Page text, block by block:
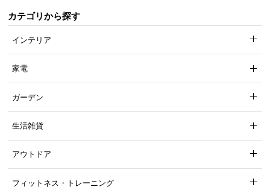
カテゴリから探す
インテリア
家電
ガーデン
生活雑貨
アウトドア
フィットネス・トレーニング